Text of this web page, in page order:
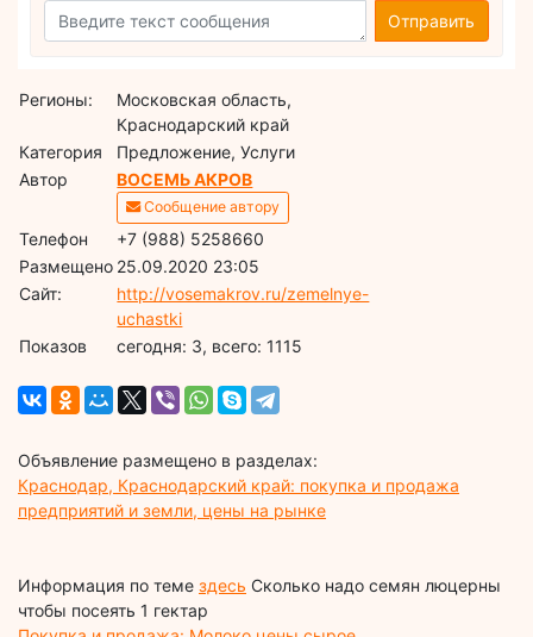
Отправить
Регионы:
Московская область,
Краснодарский край
Категория
Предложение, Услуги
Автор
ВОСЕМЬ АКРОВ
Сообщение автору
Телефон
+7 (988) 5258660
Размещено 25.09.2020 23:05
Сайт:
http://vosemakrov.ru/zemelnye-
uchastki
Показов
cегодня: 3, всего: 1115
Объявление размещено в разделах:
Краснодар, Краснодарский край: покупка и продажа
предприятий и земли, цены на рынке
Информация по теме здесь Сколько надо семян люцерны
чтобы посеять 1 гектар